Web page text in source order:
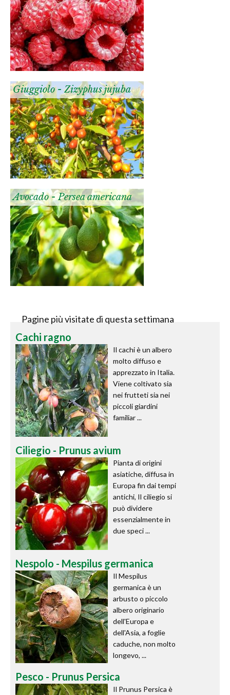
Giuggiolo - Zizyphus jujuba
Avocado - Persea americana
Pagine più visitate di questa settimana
Cachi ragno
Il cachi è un albero
molto diffuso e
apprezzato in Italia.
Viene coltivato sia
nei frutteti sia nei
piccoli giardini
familiar ...
Ciliegio - Prunus avium
Pianta di origini
asiatiche, diffusa in
Europa fin dai tempi
antichi, Il ciliegio si
può dividere
essenzialmente in
due speci ...
Nespolo - Mespilus germanica
Il Mespilus
germanica è un
arbusto o piccolo
albero originario
dell'Europa e
dell'Asia, a foglie
caduche, non molto
longevo, ...
Pesco - Prunus Persica
Il Prunus Persica è